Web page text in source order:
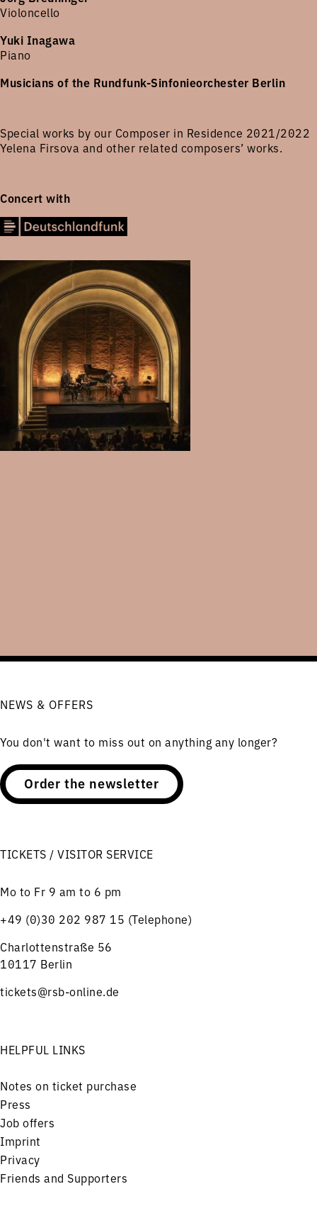
Violoncello
Yuki Inagawa
Piano
Musicians of the Rundfunk-Sinfonieorchester Berlin
Special works by our Composer in Residence 2021/2022
Yelena Firsova and other related composers’ works.
Concert with
NEWS & OFFERS
You don't want to miss out on anything any longer?
Order the newsletter
TICKETS / VISITOR SERVICE
Mo to Fr 9 am to 6 pm
+49 (0)30 202 987 15 (Telephone)
Charlottenstraße 56
10117 Berlin
tickets@rsb-online.de
HELPFUL LINKS
Notes on ticket purchase
Press
Job offers
Imprint
Privacy
Friends and Supporters